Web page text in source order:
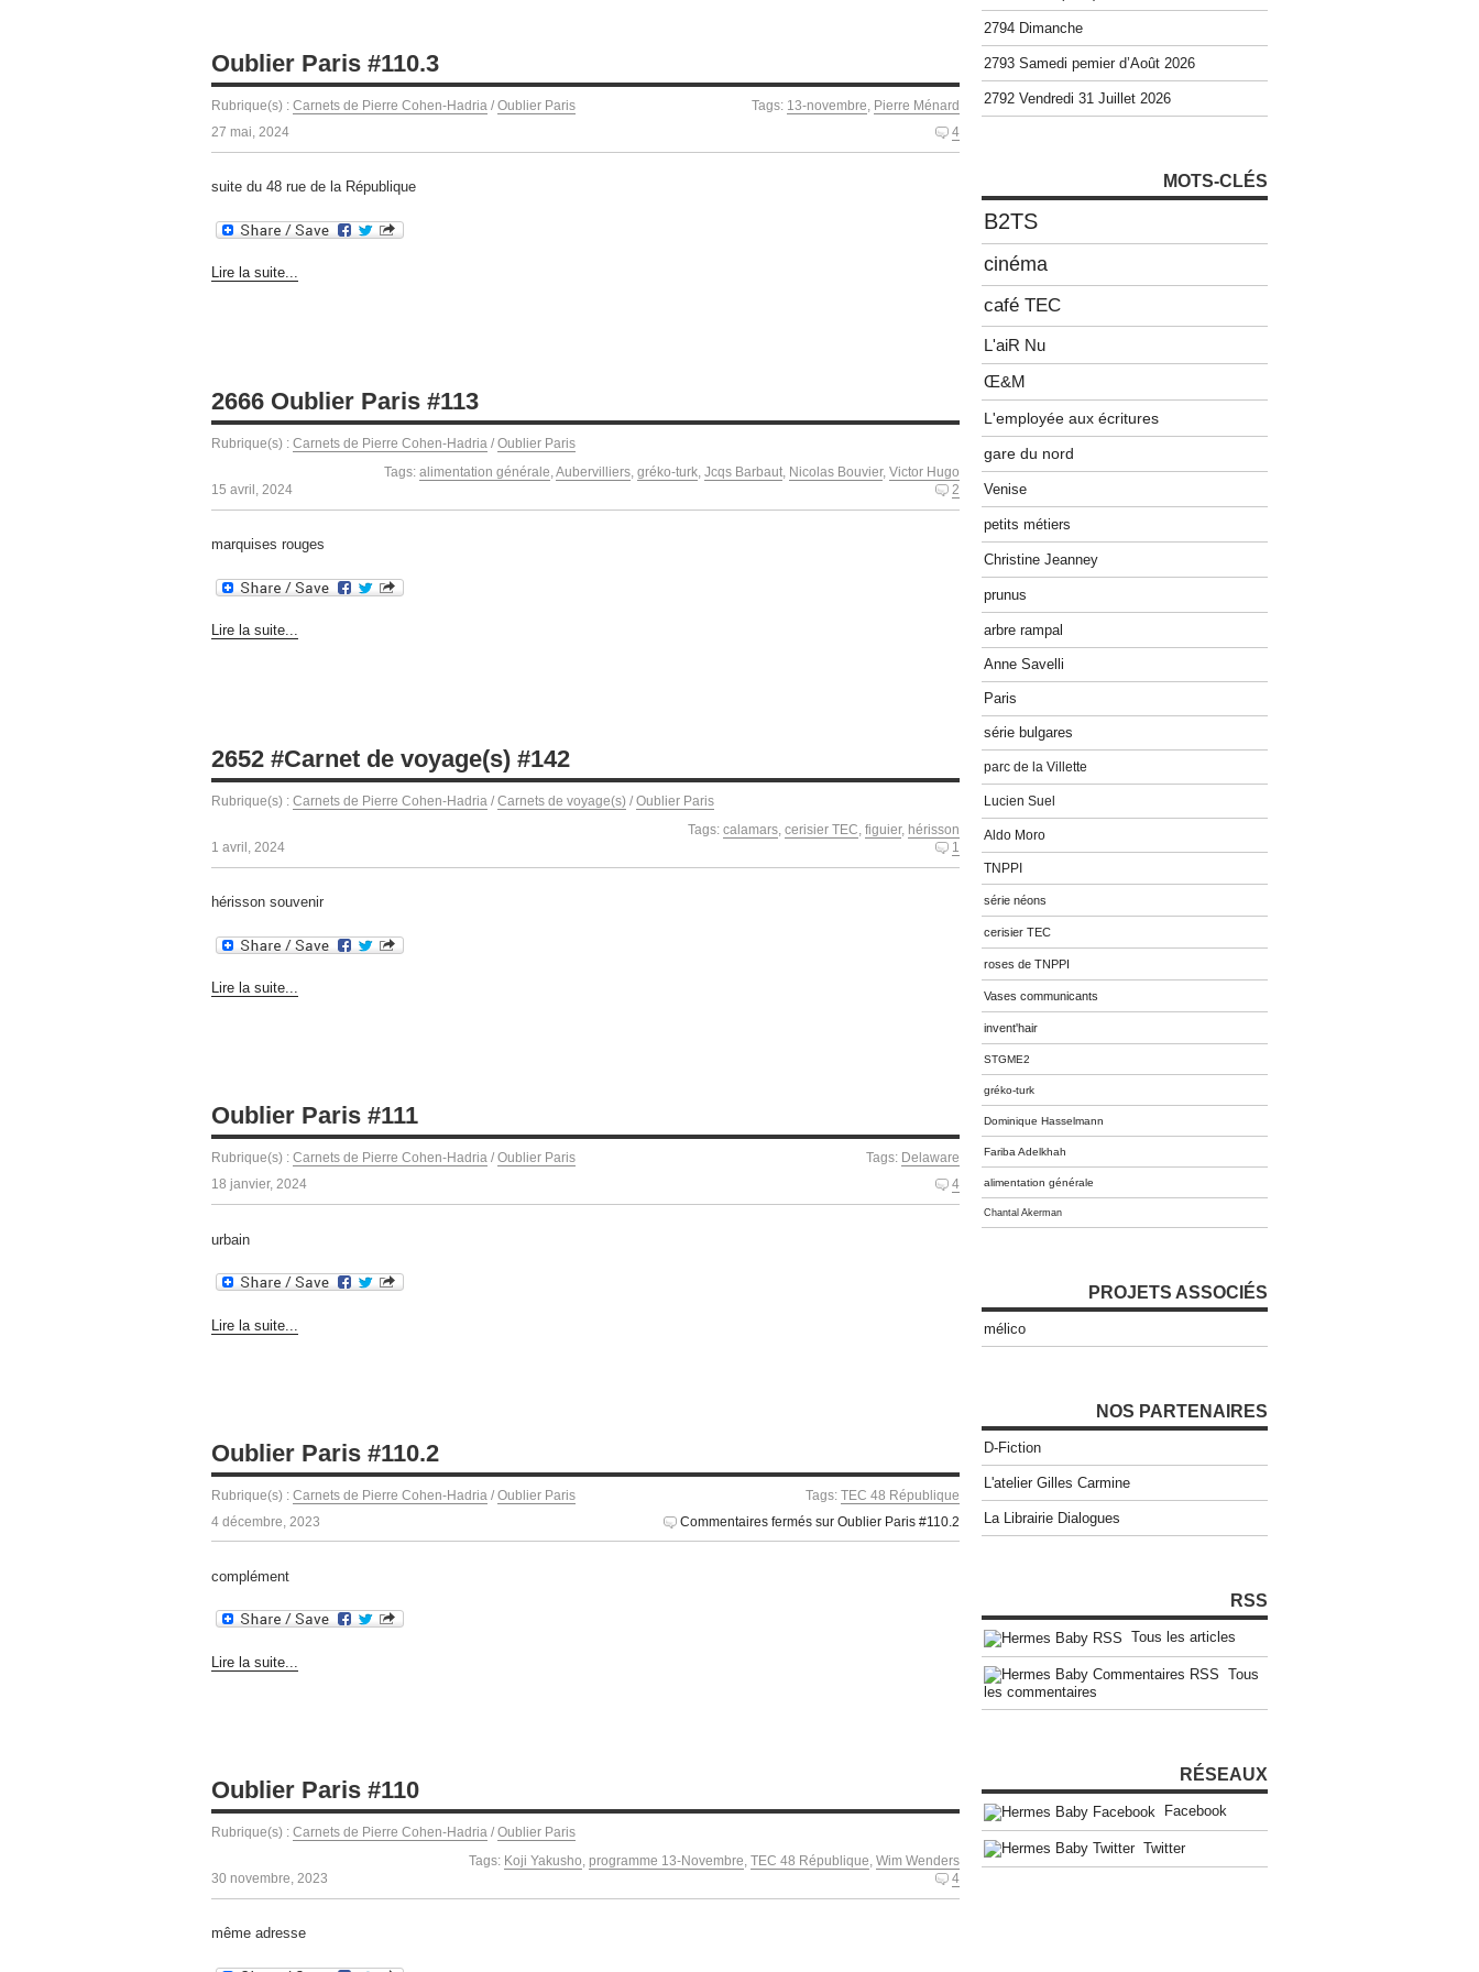
Oublier Paris #110.3
Rubrique(s) : Carnets de Pierre Cohen-Hadria / Oublier Paris Tags: 13-novembre, Pierre Ménard
27 mai, 2024
4
suite du 48 rue de la République
Lire la suite...
2666 Oublier Paris #113
Rubrique(s) : Carnets de Pierre Cohen-Hadria / Oublier Paris
Tags: alimentation générale Aubervilliers gréko-turk Jcqs Barbaut Nicolas Bouvier, Victor Hugo
15 avril, 2024
2
marquises rouges
Lire la suite...
2652 #Carnet de voyage(s) #142
Rubrique(s) : Carnets de Pierre Cohen-Hadria / Carnets de voyage(s) / Oublier Paris
Tags: calamars cerisier TEC figuier, hérisson
1 avril, 2024
1
hérisson souvenir
Lire la suite...
Oublier Paris #111
Rubrique(s) : Carnets de Pierre Cohen-Hadria / Oublier Paris Tags: Delaware
18 janvier, 2024
4
urbain
Lire la suite...
Oublier Paris #110.2
Rubrique(s) : Carnets de Pierre Cohen-Hadria / Oublier Paris Tags: TEC 48 République
4 décembre, 2023
Commentaires fermés sur Oublier Paris #110.2
complément
Lire la suite...
Oublier Paris #110
Rubrique(s) : Carnets de Pierre Cohen-Hadria / Oublier Paris
Tags: Koji Yakusho, programme 13-Novembre, TEC 48 République, Wim Wenders
30 novembre, 2023
4
même adresse
2794 Dimanche
2793 Samedi pemier d’Août 2026
2792 Vendredi 31 Juillet 2026
MOTS-CLÉS
B2TS
cinéma
café TEC
L'aiR Nu
Œ&M
L'employée aux écritures
gare du nord
Venise
petits métiers
Christine Jeanney
prunus
arbre rampal
Anne Savelli
Paris
série bulgares
parc de la Villette
Lucien Suel
Aldo Moro
TNPPI
série néons
cerisier TEC
roses de TNPPI
Vases communicants
invent'hair
STGME2
gréko-turk
Dominique Hasselmann
Fariba Adelkhah
alimentation générale
Chantal Akerman
PROJETS ASSOCIÉS
mélico
NOS PARTENAIRES
D-Fiction
L'atelier Gilles Carmine
La Librairie Dialogues
RSS
Tous les articles
Tous
les commentaires
RÉSEAUX
Facebook
Twitter